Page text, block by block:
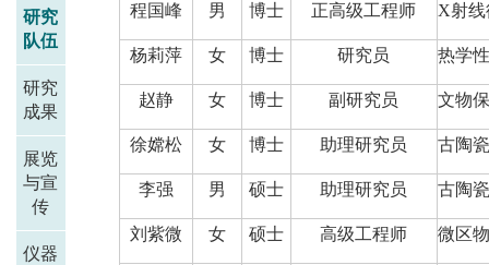
研究
队伍
研究
成果
展览
与宣
传
仪器
程国峰 男 博士 正高级工程师 X射
杨莉萍 女 博士 研究员 热学
赵静 女 博士 副研究员 文物
徐嫦松 女 博士 助理研究员 古陶
李强 男 硕士 助理研究员 古陶
刘紫微 女 硕士 高级工程师 微区